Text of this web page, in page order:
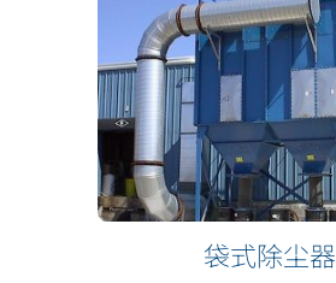
袋式除尘器